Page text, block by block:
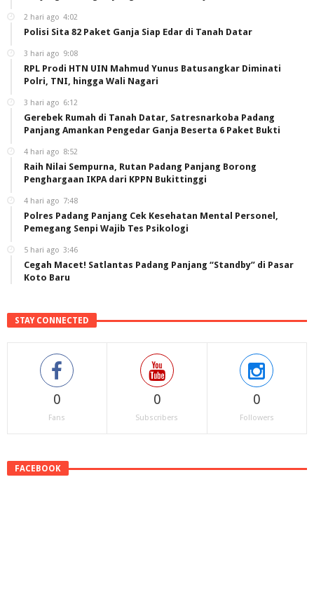
2 hari ago 4:02
Polisi Sita 82 Paket Ganja Siap Edar di Tanah Datar
3 hari ago 9:08
RPL Prodi HTN UIN Mahmud Yunus Batusangkar Diminati
Polri, TNI, hingga Wali Nagari
3 hari ago 6:12
Gerebek Rumah di Tanah Datar, Satresnarkoba Padang
Panjang Amankan Pengedar Ganja Beserta 6 Paket Bukti
4 hari ago 8:52
Raih Nilai Sempurna, Rutan Padang Panjang Borong
Penghargaan IKPA dari KPPN Bukittinggi
4 hari ago 7:48
Polres Padang Panjang Cek Kesehatan Mental Personel,
Pemegang Senpi Wajib Tes Psikologi
5 hari ago 3:46
Cegah Macet! Satlantas Padang Panjang “Standby” di Pasar
Koto Baru
STAY CONNECTED
0
Fans
0
Subscribers
0
Followers
FACEBOOK